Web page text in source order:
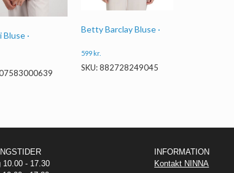
Bluse ·
Betty Barclay Bluse ·
599 kr.
SKU: 882728249045
10.00 - 17.30
INFORMATION
Kontakt NINNA